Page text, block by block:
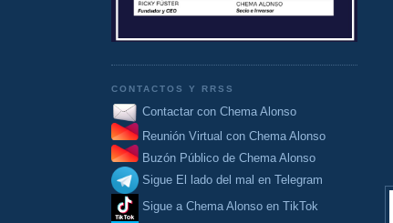
CONTACTOS Y RRSS
Contactar con Chema Alonso
Reunión Virtual con Chema Alonso
Buzón Público de Chema Alonso
Sigue El lado del mal en Telegram
Sigue a Chema Alonso en TikTok